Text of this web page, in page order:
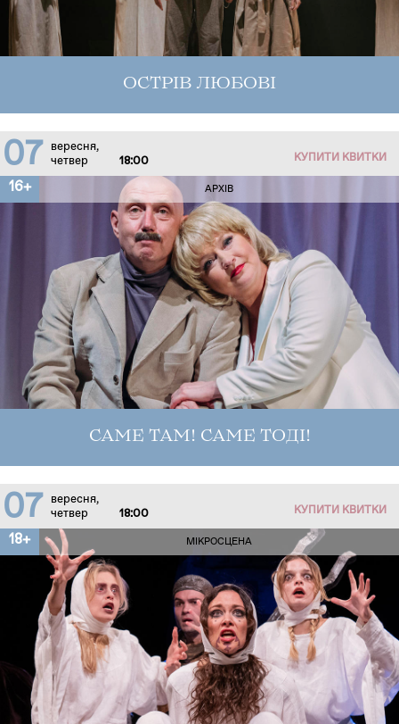
ОСТРІВ ЛЮБОВІ
07
вересня,
четвер
18:00 КУПИТИ КВИТКИ
16+ АРХІВ
САМЕ ТАМ! САМЕ ТОДІ!
07
вересня,
четвер
18:00 КУПИТИ КВИТКИ
18+ МІКРОСЦЕНА